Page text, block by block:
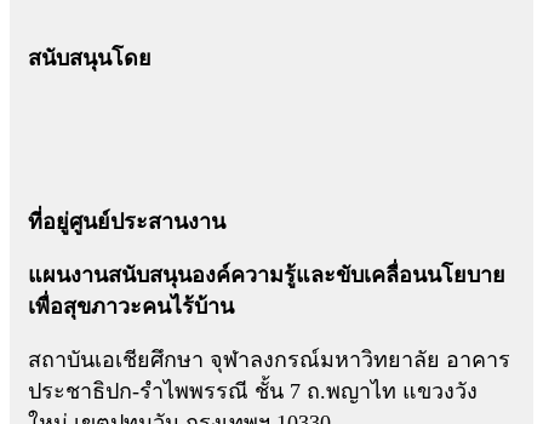
สนับสนุนโดย
ที่อยู่ศูนย์ประสานงาน
แผนงานสนับสนุนองค์ความรู้และขับเคลื่อนนโยบาย
เพื่อสุขภาวะคนไร้บ้าน
สถาบันเอเชียศึกษา จุฬาลงกรณ์มหาวิทยาลัย อาคาร
ประชาธิปก-รำไพพรรณี ชั้น 7 ถ.พญาไท แขวงวัง